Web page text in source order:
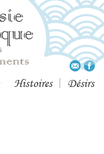
Histoires Désirs